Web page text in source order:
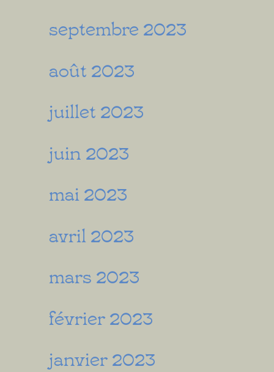
septembre 2023
août 2023
juillet 2023
juin 2023
mai 2023
avril 2023
mars 2023
février 2023
janvier 2023